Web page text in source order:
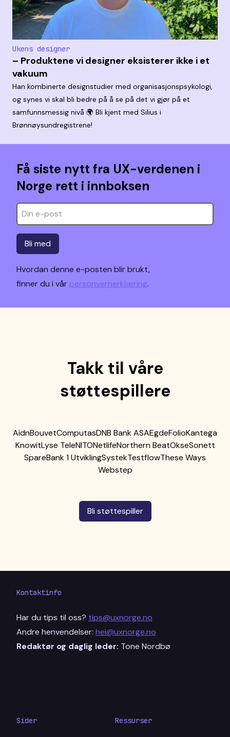
Ukens designer
– Produktene vi designer eksisterer ikke i et
vakuum
Han kombinerte designstudier med organisasjonspsykologi,
og synes vi skal bli bedre på å se på det vi gjør på et
samfunnsmessig nivå 🌍 Bli kjent med Silius i
Brønnøysundregistrene!
Få siste nytt fra UX-verdenen i
Norge rett i innboksen
Bli med
Hvordan denne e-posten blir brukt,
finner du i vår personvernerklæring.
Takk til våre
støttespillere
AidnBouvetComputasDNB Bank ASAEgdeFolioKantega
KnowitLyse TeleNITONetlifeNorthern BeatOkseSonett
SpareBank 1 UtviklingSystekTestflowThese Ways
Webstep
Bli støttespiller
Kontaktinfo
Har du tips til oss? tips@uxnorge.no
Andre henvendelser: hei@uxnorge.no
Redaktør og daglig leder: Tone Nordbø
Sider Ressurser